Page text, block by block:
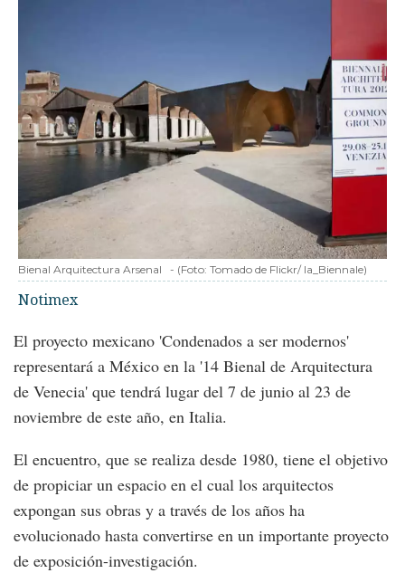
Bienal Arquitectura Arsenal - (Foto: Tomado de Flickr/ la_Biennale)
Notimex
El proyecto mexicano 'Condenados a ser modernos'
representará a México en la '14 Bienal de Arquitectura
de Venecia' que tendrá lugar del 7 de junio al 23 de
noviembre de este año, en Italia.
El encuentro, que se realiza desde 1980, tiene el objetivo
de propiciar un espacio en el cual los arquitectos
expongan sus obras y a través de los años ha
evolucionado hasta convertirse en un importante proyecto
de exposición-investigación.